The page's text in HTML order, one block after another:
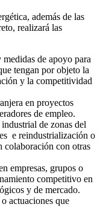
además de las
realizará las
de apoyo para
tengan por objeto la
y la competitividad
en proyectos
de empleo.
de zonas del
e reindustrialización o
colaboración con otras
empresas, grupos o
competitivo en
y de mercado.
actuaciones que